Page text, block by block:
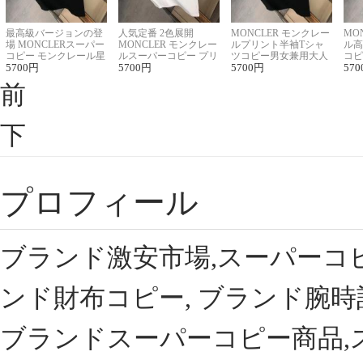
最高級バージョンの登
場 MONCLERスーパー
コピー モンクレール星
座半袖Tシャツ
5700 円
人気定番 2色展開
MONCLER モンクレー
ルスーパーコピー プリ
ント半袖Tシャツ
5700 円
MONCLER モンクレー
ルプリント半袖Tシャ
ツコピー男女兼用大人
可愛い春夏コーデ
5700 円
ル
コ
ィ
前
下
プロフィール
ブランド激安市場,スーパー
ンド財布コピー, ブランド腕
ブランドスーパーコピー商品